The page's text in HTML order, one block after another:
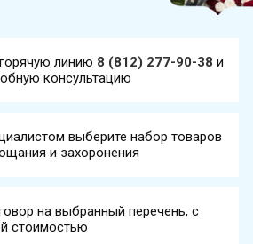
линию 8 (812) 277-90-38 и
консультацию
выберите набор товаров
и захоронения
на выбранный перечень, с
стоимостью